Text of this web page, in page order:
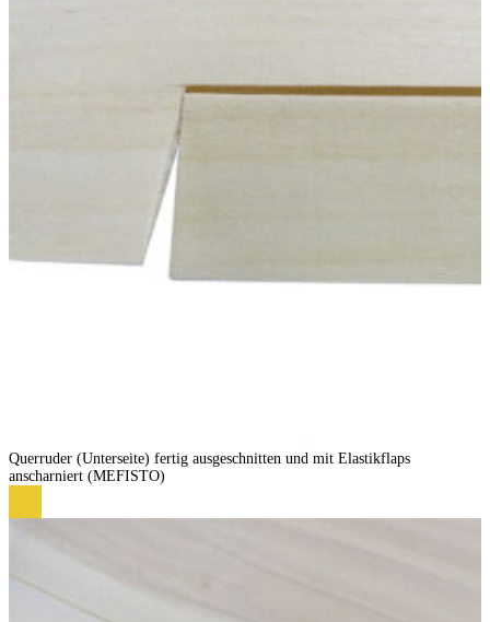
Querruder (Unterseite) fertig ausgeschnitten und mit Elastikflaps
anscharniert (MEFISTO)